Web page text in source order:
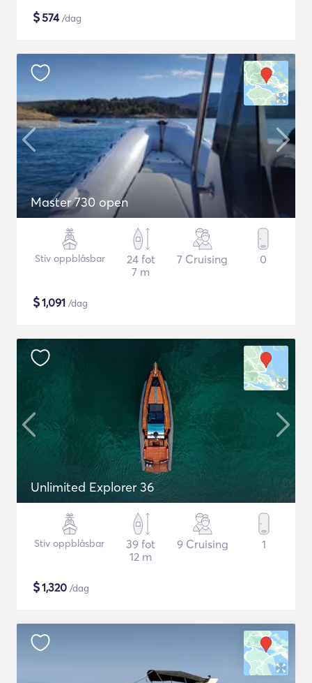
$574/dag
Master 730 open
Stiv oppblåsbar
24 fot
7 m
7 Cruising 0
$1,091 /dag
Unlimited Explorer 36
Stiv oppblåsbar
39 fot
12 m
9 Cruising 1
$1,320 /dag